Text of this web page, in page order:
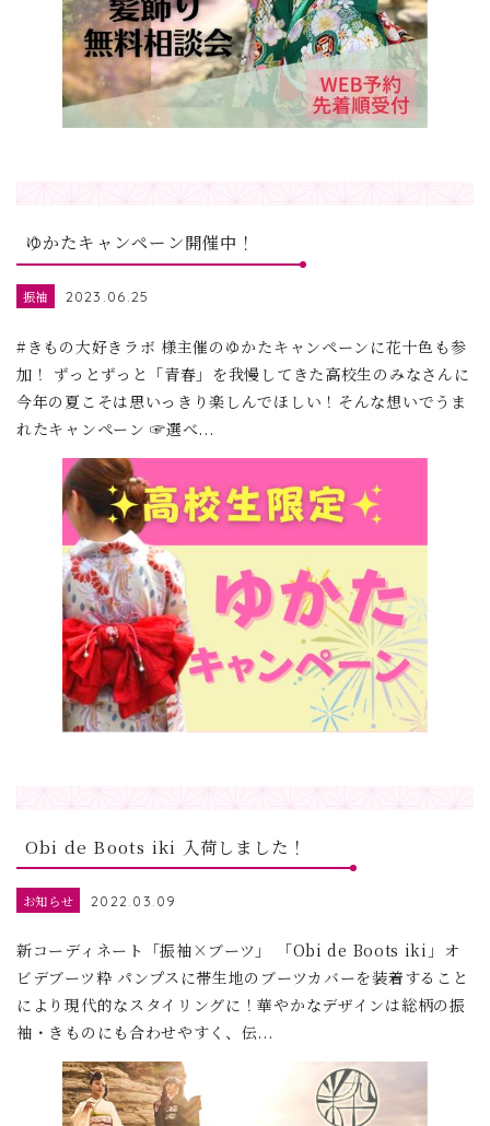
ゆかたキャンペーン開催中！
振袖 2023.06.25
#きもの大好きラボ 様主催のゆかたキャンペーンに花十色も参
加！ ずっとずっと「青春」を我慢してきた高校生のみなさんに
今年の夏こそは思いっきり楽しんでほしい！そんな想いでうま
れたキャンペーン ☞選べ...
Obi de Boots iki 入荷しました！
お知らせ 2022.03.09
新コーディネート「振袖×ブーツ」 「Obi de Boots iki」オ
ビデブーツ粋 パンプスに帯生地のブーツカバーを装着すること
により現代的なスタイリングに！華やかなデザインは総柄の振
袖・きものにも合わせやすく、伝...